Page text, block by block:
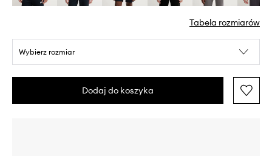
Tabela rozmiarów
Wybierz rozmiar
Dodaj do koszyka